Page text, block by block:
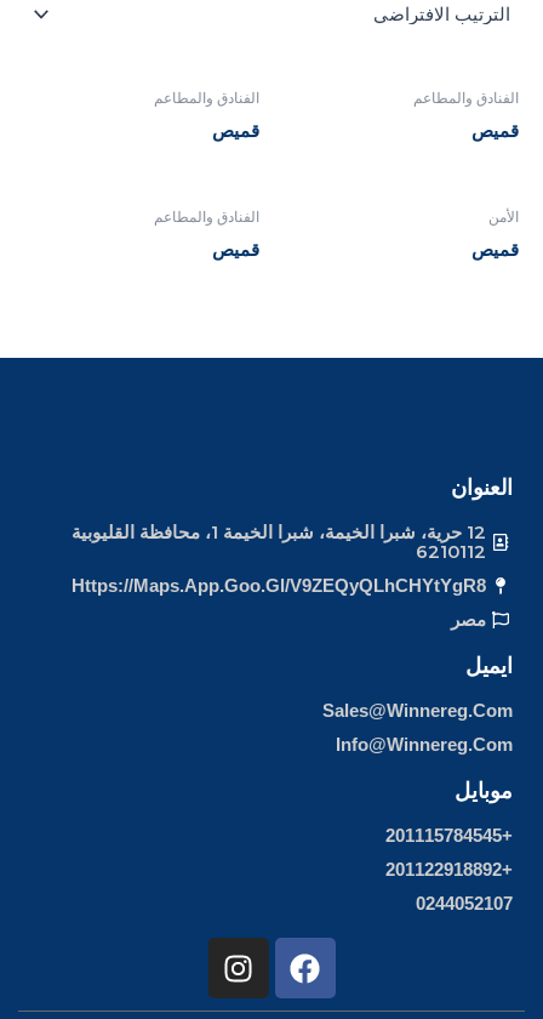
الفنادق والمطاعم
قميص
الفنادق والمطاعم
قميص
الأمن
قميص
الفنادق والمطاعم
قميص
العنوان
12 حرية، شبرا الخيمة، شبرا الخيمة 1، محافظة القليوبية
6210112
Https://maps.app.goo.gl/v9ZEQyQLhCHYtYgR8
مصر
ايميل
Sales@winnereg.com
Info@winnereg.com
موبايل
+201115784545
+201122918892
0244052107
F
a
c
I
n
s